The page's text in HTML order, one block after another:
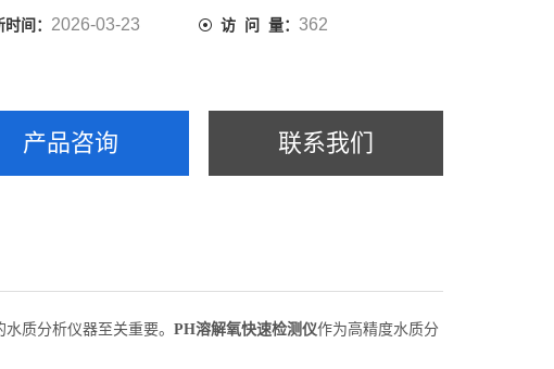
时间： 2026-03-23 访 问 量： 362
产品咨询 联系我们
质分析仪器至关重要。 PH溶解氧快速检测仪作为高精度水质分